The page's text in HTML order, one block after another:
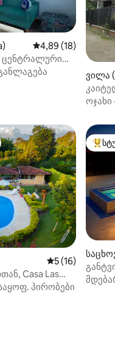
საშუალო
4,89 (18)
ცენტრალური
ვილა
ოჯახი ·
ვარიანტი
საშუალო
5 (16)
Casa Las
პირობები